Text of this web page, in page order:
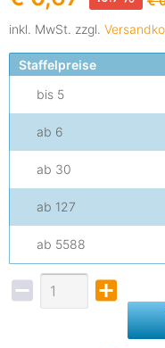
inkl. MwSt. zzgl.
Staffelpreise
bis 5
ab 6
ab 30
ab 127
ab 5588